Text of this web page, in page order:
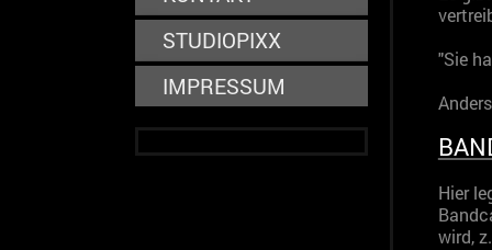
STUDIOPIXX
IMPRESSUM
"Sie
Hier
wird,